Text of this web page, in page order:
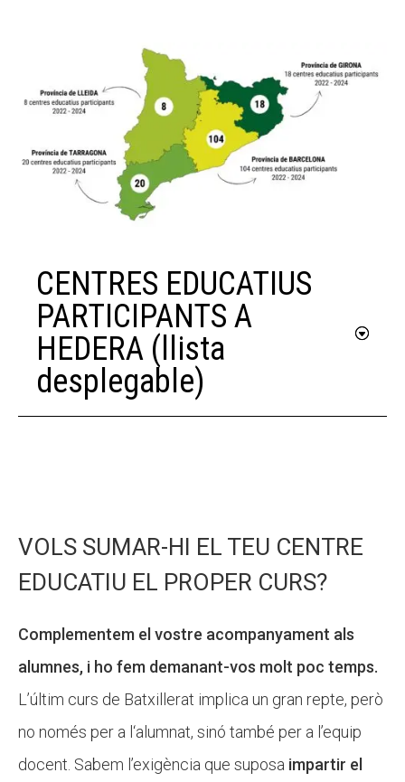
CENTRES EDUCATIUS
PARTICIPANTS A
HEDERA (llista
desplegable)
VOLS SUMAR-HI EL TEU CENTRE
EDUCATIU EL PROPER CURS?
Complementem el vostre acompanyament als
alumnes, i ho fem demanant-vos molt poc temps.
L’últim curs de Batxillerat implica un gran repte, però
no només per a l‘alumnat, sinó també per a l’equip
docent. Sabem l’exigència que suposa impartir el